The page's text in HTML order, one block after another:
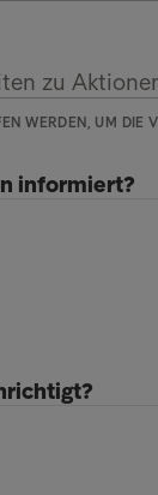
zu
WERDEN, UM DIE
informiert?